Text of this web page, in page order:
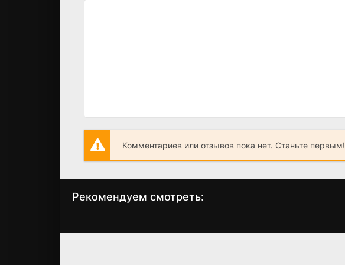
Комментариев или отзывов пока нет. Станьте первым!
Рекомендуем смотреть: